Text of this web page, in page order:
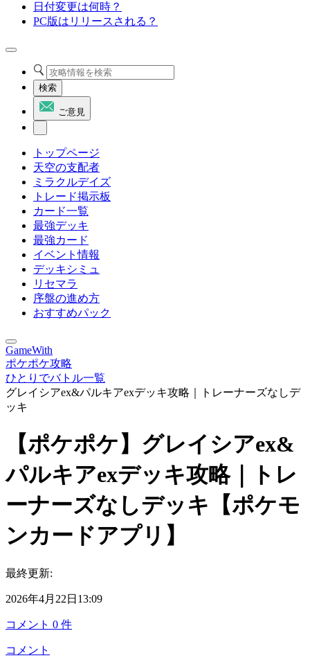
日付変更は何時？
PC版はリリースされる？
検索
ご意見
トップページ
天空の支配者
ミラクルデイズ
トレード掲示板
カード一覧
最強デッキ
最強カード
イベント情報
デッキシミュ
リセマラ
序盤の進め方
おすすめパック
GameWith
ポケポケ攻略
ひとりでバトル一覧
グレイシアex&パルキアexデッキ攻略｜トレーナーズなしデ
ッキ
【ポケポケ】グレイシアex&
パルキアexデッキ攻略｜トレ
ーナーズなしデッキ【ポケモ
ンカードアプリ】
最終更新:
2026年4月22日13:09
コメント 0 件
コメント